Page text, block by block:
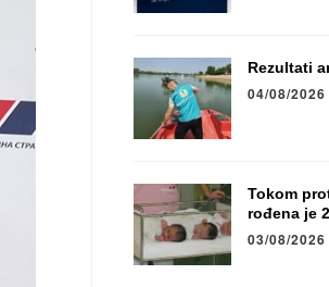
Rezultati
04/08/2026
Tokom
rođena je
03/08/2026